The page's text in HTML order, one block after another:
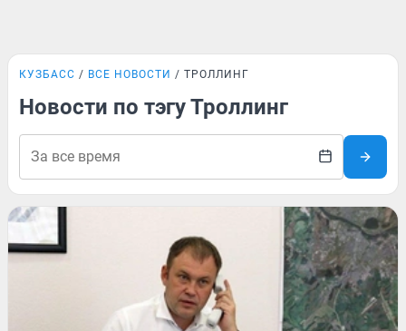
КУЗБАСС ВСЕ НОВОСТИ ТРОЛЛИНГ
Новости по тэгу Троллинг